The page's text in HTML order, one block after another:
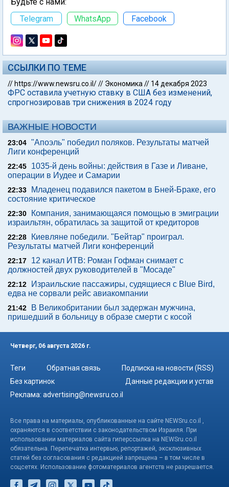
Telegram
WhatsApp Facebook
ССЫЛКИ ПО ТЕМЕ
// https://www.newsru.co.il/// Экономика // 14 декабря 2023
ФРС оставила учетную ставку в США без изменений,
спрогнозировав три снижения в 2024 году
ВАЖНЫЕ НОВОСТИ
23:04 "Апоэль" победил поляков. Результаты матчей
Лиги конференций
22:45
1035-й день войны: действия в Газе и Ливане,
операции в Иудее и Самарии
22:33
Младенец подавился пакетом в Бней-Браке, его
состояние критическое
22:30
Компания, занимающаяся помощью в эмиграции
израильтян, обратилась за защитой от кредиторов
22:28
Киевляне победили. "Бейтар" проиграл.
Результаты матчей Лиги конференций
22:17
12 канал ИТВ: Роман Гофман снимает с
должностей двух руководителей в "Мосаде"
22:12
Израильские пассажиры, судящиеся с Blue Bird,
едва не сорвали рейс авиакомпании
21:42
В Великобритании был задержан мужчина,
пришедший в больницу в образе смерти с косой
Четверг, 06 августа 2026 г.
Теги Обратная связь
Подписка на новости (RSS)
Без картинок
Данные редакции и устав
Реклама: advertising@newsru.co.il
Все права на материалы, опубликованные на сайте NEWSru.co.il ,
охраняются в соответствии с законодательством Израиля. При
использовании материалов сайта гиперссылка на NEWSru.co.il
обязательна. Перепечатка интервью, репортажей, эксклюзивных
статей без согласования с редакцией запрещена – в том числе в
соцсетях. Использование фотоматериалов агентств не разрешается.